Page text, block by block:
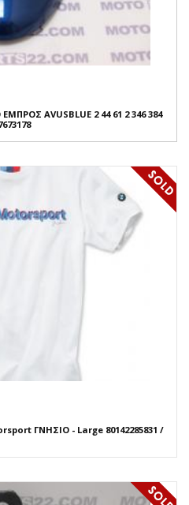
AVUSBLUE 2 44 61 2 346 384
ΓΝΗΣΙΟ - Large 80142285831 /